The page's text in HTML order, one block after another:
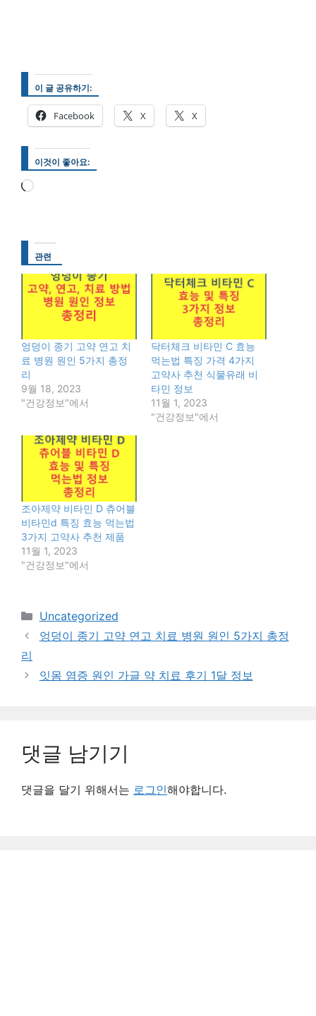
이 글 공유하기:
Facebook X X
이것이 좋아요:
로
관련
엉덩이 종기 고약 연고 치
료 병원 원인 5가지 총정
리
9월 18, 2023
"건강정보"에서
닥터체크 비타민 C 효능
먹는법 특징 가격 4가지
고약사 추천 식물유래 비
타민 정보
11월 1, 2023
"건강정보"에서
조아제약 비타민 D 츄어블
비타민d 특징 효능 먹는법
3가지 고약사 추천 제품
11월 1, 2023
"건강정보"에서
카
테
Uncategorized
엉덩이 종기 고약 연고 치료 병원 원인 5가지 총정
리
잇몸 염증 원인 가글 약 치료 후기 1달 정보
댓글 남기기
댓글을 달기 위해서는 로그인해야합니다.